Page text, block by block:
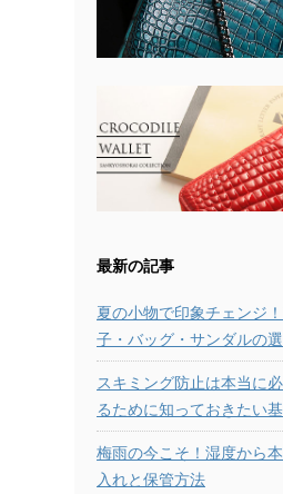
最新の記事
夏の小物で印象チェンジ
子・バッグ・サンダルの
スキミング防止は本当に
るために知っておきたい
梅雨の今こそ！湿度から
入れと保管方法